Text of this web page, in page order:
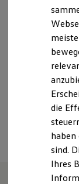
Laden
Batterie
+49
Samstag
Sonntag
die
sind.
Ihres